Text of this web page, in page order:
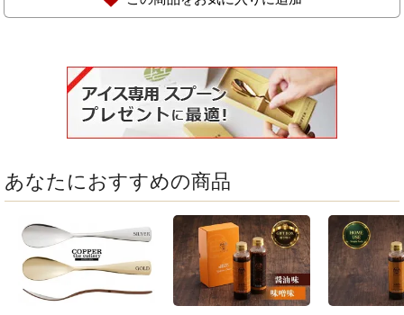
あなたにおすすめの商品